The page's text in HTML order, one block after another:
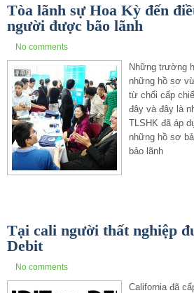
Tòa lãnh sự Hoa Kỳ đến
người được bão lãnh
No comments
Những trường
những hồ sơ
từ chối cấp
đây và đây là
TLSHK đã áp
những hồ sơ
bảo lãnh
Tại cali người thất nghiệp
Debit
No comments
California đã